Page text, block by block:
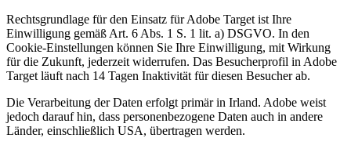
Rechtsgrundlage für den Einsatz für Adobe Target ist Ihre
Einwilligung gemäß Art. 6 Abs. 1 S. 1 lit. a) DSGVO. In den
Cookie-Einstellungen können Sie Ihre Einwilligung, mit Wirkung
für die Zukunft, jederzeit widerrufen. Das Besucherprofil in Adobe
Target läuft nach 14 Tagen Inaktivität für diesen Besucher ab.
Die Verarbeitung der Daten erfolgt primär in Irland. Adobe weist
jedoch darauf hin, dass personenbezogene Daten auch in andere
Länder, einschließlich USA, übertragen werden.